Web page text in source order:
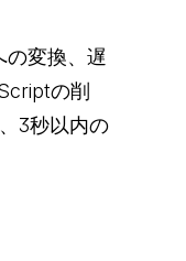
の変換、遅
の削
3秒以内の